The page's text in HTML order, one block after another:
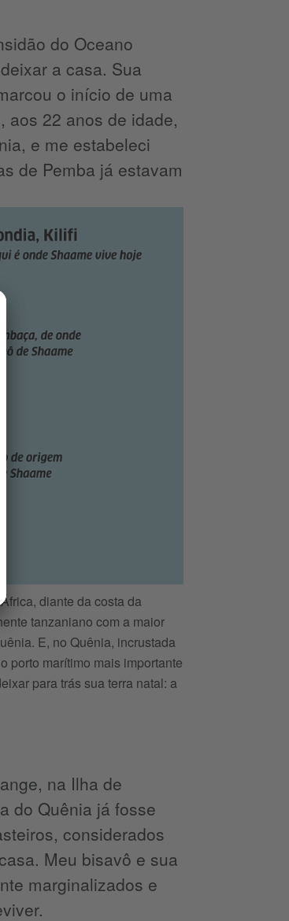
do Oceano
a casa. Sua
o início de uma
aos 22 anos de idade,
e me estabeleci
de Pemba já estavam
diante da costa da
tanzaniano com a maior
E, no Quênia, incrustada
porto marítimo mais importante
para trás sua terra natal: a
na Ilha de
do Quênia já fosse
considerados
Meu bisavô e sua
marginalizados e